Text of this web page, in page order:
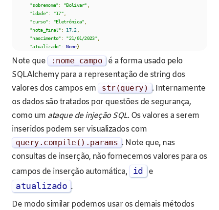
"sobrenome": "Bolivar"
"idade": "17"
"curso": "Eletrônica"
"nota_final" : 17.2
"nascimento" : "21/01/2023",
"atualizado" : None}
Note que : nome_campo é a forma usado pelo
SQLAlchemy para a representação de string dos
valores dos campos em
str (query ) . Internamente
os dados são tratados por questões de segurança,
como um ataque de injeção SQL. Os valores a serem
inseridos podem ser visualizados com
query . compile (). params . Note que, nas
consultas de inserção, não fornecemos valores para os
campos de inserção automática,
id e
atualizado .
De modo similar podemos usar os demais métodos